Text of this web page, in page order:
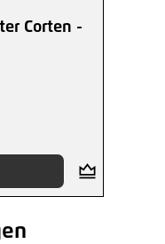
Corten -